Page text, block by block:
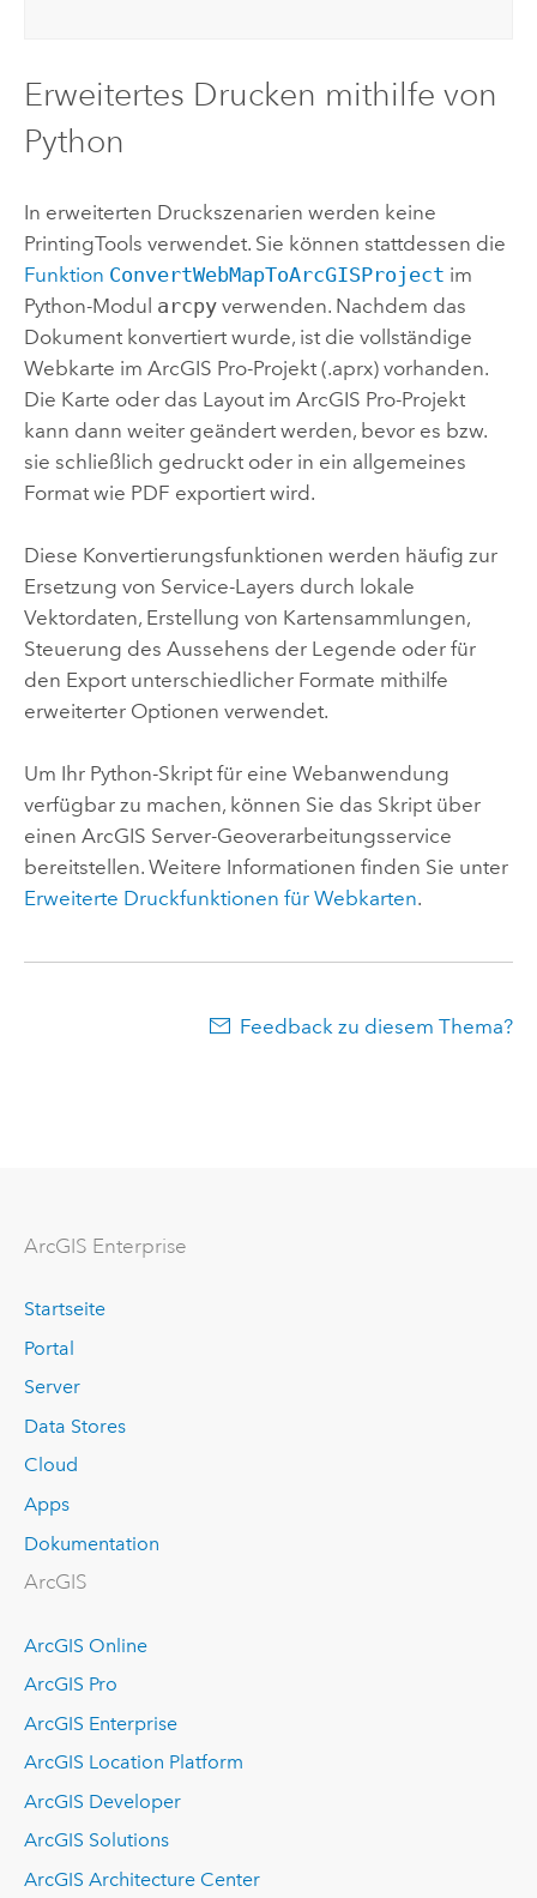
Erweitertes Drucken mithilfe von
Python
In erweiterten Druckszenarien werden keine
PrintingTools verwendet. Sie können stattdessen die
Funktion ConvertWebMapToArcGISProject im
Python-Modul arcpyverwenden. Nachdem das
Dokument konvertiert wurde, ist die vollständige
Webkarte im ArcGIS Pro-Projekt (.aprx) vorhanden.
Die Karte oder das Layout im ArcGIS Pro-Projekt
kann dann weiter geändert werden, bevor es bzw.
sie schließlich gedruckt oder in ein allgemeines
Format wie PDF exportiert wird.
Diese Konvertierungsfunktionen werden häufig zur
Ersetzung von Service-Layers durch lokale
Vektordaten, Erstellung von Kartensammlungen,
Steuerung des Aussehens der Legende oder für
den Export unterschiedlicher Formate mithilfe
erweiterter Optionen verwendet.
Um Ihr Python-Skript für eine Webanwendung
verfügbar zu machen, können Sie das Skript über
einen ArcGIS Server-Geoverarbeitungsservice
bereitstellen. Weitere Informationen finden Sie unter
Erweiterte Druckfunktionen für Webkarten.
Feedback zu diesem Thema?
ArcGIS Enterprise
Startseite
Portal
Server
Data Stores
Cloud
Apps
Dokumentation
ArcGIS
ArcGIS Online
ArcGIS Pro
ArcGIS Enterprise
ArcGIS Location Platform
ArcGIS Developer
ArcGIS Solutions
ArcGIS Architecture Center